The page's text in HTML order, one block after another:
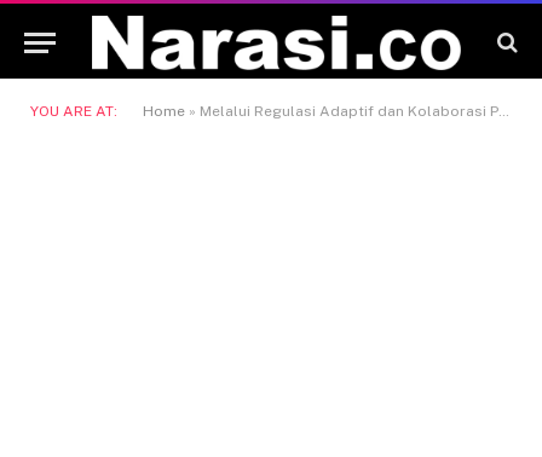
YOU ARE AT: Home » Melalui Regulasi Adaptif dan Kolaborasi Pemangku Kepentingan, OJK Perkuat Ekosistem Inovasi Teknologi Sektor Keuangan